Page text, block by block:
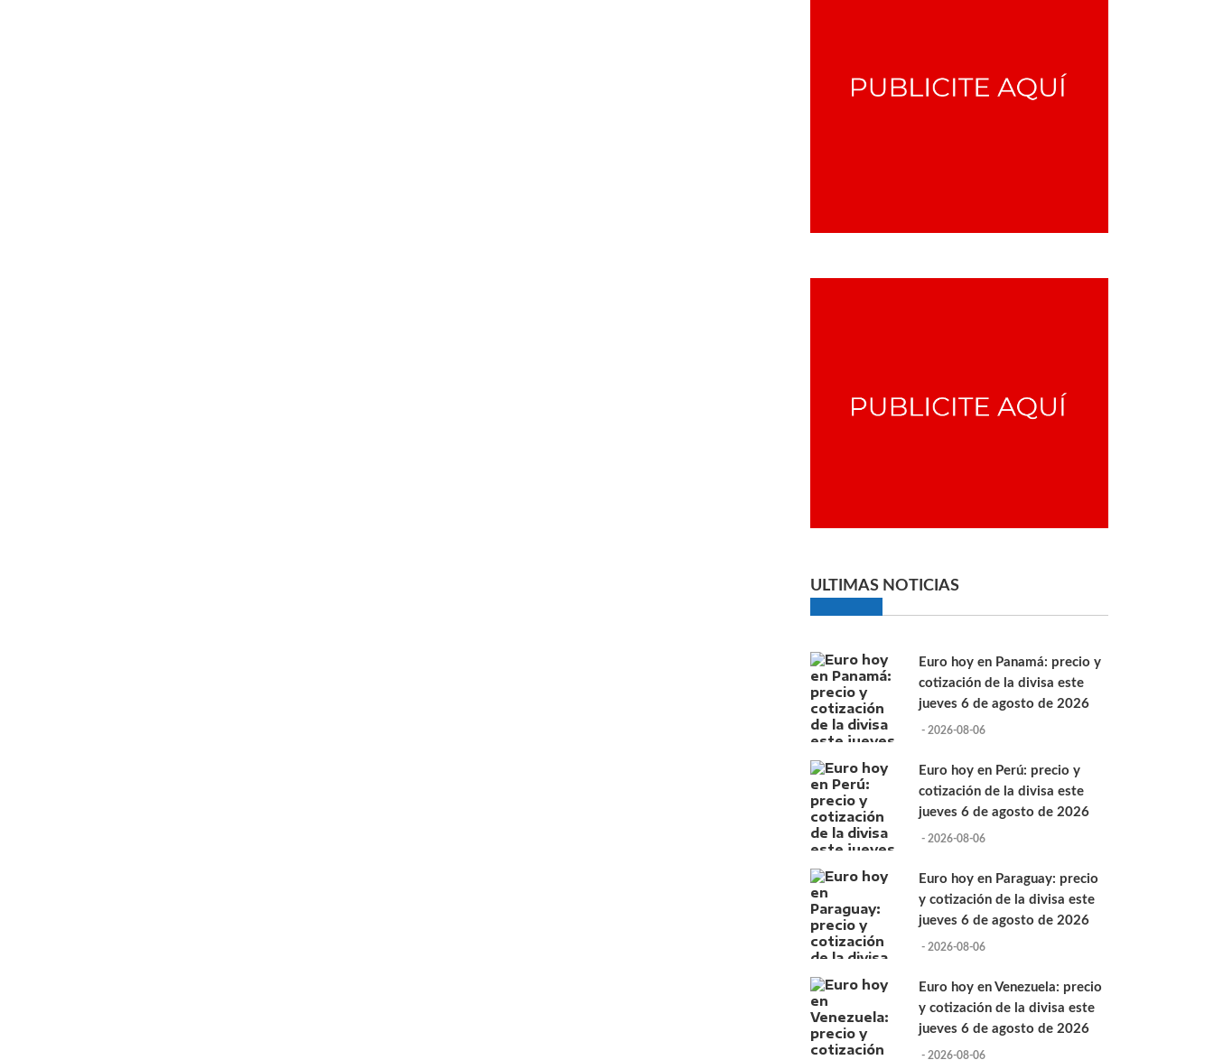
ULTIMAS NOTICIAS
Euro hoy en Panamá: precio y
cotización de la divisa este
jueves 6 de agosto de 2026
- 2026-08-06
Euro hoy en Perú: precio y
cotización de la divisa este
jueves 6 de agosto de 2026
- 2026-08-06
Euro hoy en Paraguay: precio
y cotización de la divisa este
jueves 6 de agosto de 2026
- 2026-08-06
Euro hoy en Venezuela: precio
y cotización de la divisa este
jueves 6 de agosto de 2026
- 2026-08-06